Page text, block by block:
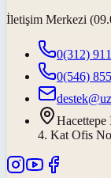
İletişim Merkezi
0(312)
0(546)
4. Kat Ofis